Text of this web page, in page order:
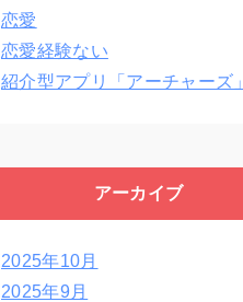
恋愛
恋愛経験ない
紹介型アプリ「アーチャーズ」
アーカイブ
2025年10月
2025年9月